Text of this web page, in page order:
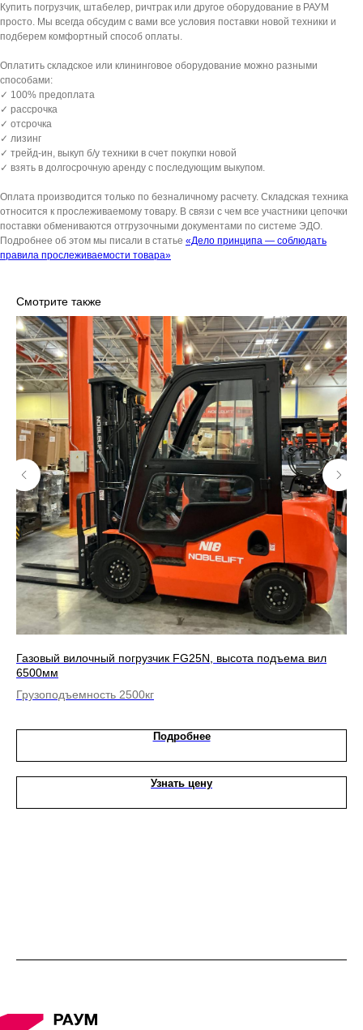
Купить погрузчик, штабелер, ричтрак или другое оборудование в РАУМ
просто. Мы всегда обсудим с вами все условия поставки новой техники и
подберем комфортный способ оплаты.
Оплатить складское или клининговое оборудование можно разными
способами:
✓ 100% предоплата
✓ рассрочка
✓ отсрочка
✓ лизинг
✓ трейд-ин, выкуп б/у техники в счет покупки новой
✓ взять в долгосрочную аренду с последующим выкупом.
Оплата производится только по безналичному расчету. Складская техника
относится к прослеживаемому товару. В связи с чем все участники цепочки
поставки обмениваются отгрузочными документами по системе ЭДО.
Подробнее об этом мы писали в статье «Дело принципа — соблюдать
правила прослеживаемости товара»
Смотрите также
Газовый вилочный погрузчик FG25N, высота подъема вил
6500мм
Грузоподъемность 2500кг
Подробнее
Узнать цену